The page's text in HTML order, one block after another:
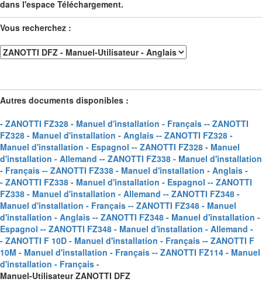
dans l'espace Téléchargement.
Vous recherchez :
Autres documents disponibles :
- ZANOTTI FZ328 - Manuel d'installation - Français -- ZANOTTI
FZ328 - Manuel d'installation - Anglais -- ZANOTTI FZ328 -
Manuel d'installation - Espagnol -- ZANOTTI FZ328 - Manuel
d'installation - Allemand -- ZANOTTI FZ338 - Manuel d'installation
- Français -- ZANOTTI FZ338 - Manuel d'installation - Anglais -
- ZANOTTI FZ338 - Manuel d'installation - Espagnol -- ZANOTTI
FZ338 - Manuel d'installation - Allemand -- ZANOTTI FZ348 -
Manuel d'installation - Français -- ZANOTTI FZ348 - Manuel
d'installation - Anglais -- ZANOTTI FZ348 - Manuel d'installation -
Espagnol -- ZANOTTI FZ348 - Manuel d'installation - Allemand -
- ZANOTTI F 10D - Manuel d'installation - Français -- ZANOTTI F
10M - Manuel d'installation - Français -- ZANOTTI FZ114 - Manuel
d'installation - Français -
Manuel-Utilisateur ZANOTTI DFZ